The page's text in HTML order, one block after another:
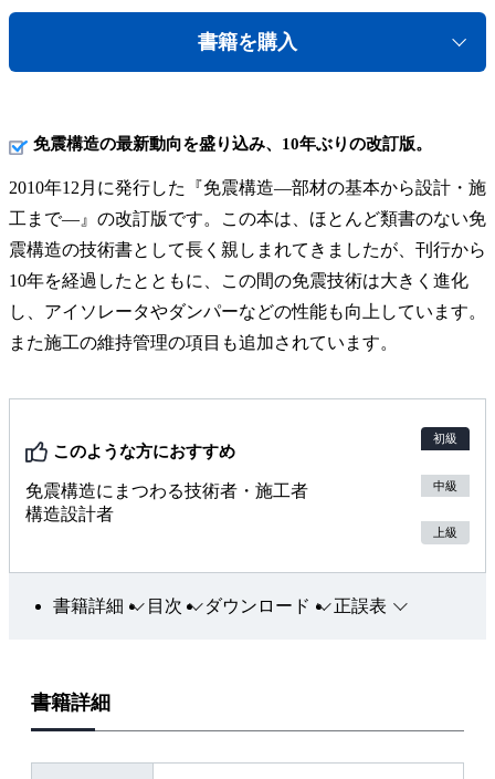
書籍を購入
免震構造の最新動向を盛り込み、10年ぶりの改訂版。
2010年12月に発行した『免震構造—部材の基本から設計・施
工まで—』の改訂版です。この本は、ほとんど類書のない免
震構造の技術書として長く親しまれてきましたが、刊行から
10年を経過したとともに、この間の免震技術は大きく進化
し、アイソレータやダンパーなどの性能も向上しています。
また施工の維持管理の項目も追加されています。
このような方におすすめ
免震構造にまつわる技術者・施工者
構造設計者
初級
中級
上級
書籍詳細 目次 ダウンロード 正誤表
書籍詳細